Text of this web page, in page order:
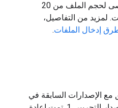
تمت أيضًا زيادة الحدّ الأقصى لحجم الملف من 20
100 ميغابايت. لمزيد من التفاصيل،
إدخال الملفات.
مع الإصدارات السابقة في